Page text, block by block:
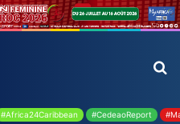
#Africa24Caribbean #CedeaoReport